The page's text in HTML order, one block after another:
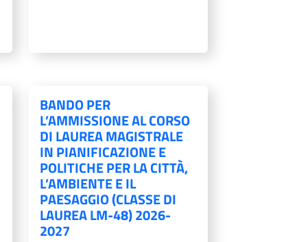
BANDO PER
L’AMMISSIONE AL CORSO
DI LAUREA MAGISTRALE
IN PIANIFICAZIONE E
POLITICHE PER LA CITTÀ,
L’AMBIENTE E IL
PAESAGGIO (CLASSE DI
LAUREA LM-48) 2026-
2027